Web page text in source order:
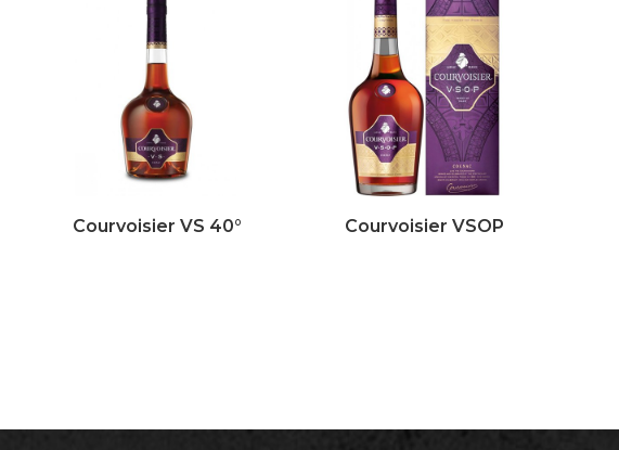
Courvoisier VS 40° Courvoisier VSOP